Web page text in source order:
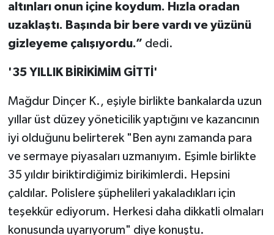
altınları onun içine koydum. Hızla oradan
uzaklaştı. Başında bir bere vardı ve yüzünü
gizleyeme çalışıyordu.” dedi.
'35 YILLIK BİRİKİMİM GİTTİ'
Mağdur Dinçer K., eşiyle birlikte bankalarda uzun
yıllar üst düzey yöneticilik yaptığını ve kazancının
iyi olduğunu belirterek "Ben aynı zamanda para
ve sermaye piyasaları uzmanıyım. Eşimle birlikte
35 yıldır biriktirdiğimiz birikimlerdi. Hepsini
çaldılar. Polislere şüphelileri yakaladıkları için
teşekkür ediyorum. Herkesi daha dikkatli olmaları
konusunda uyarıyorum" diye konuştu.